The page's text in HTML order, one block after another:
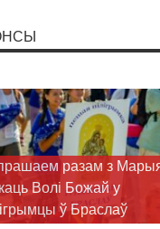
разам з
Волі Божай у
ў Браслаў